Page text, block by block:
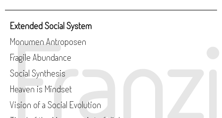
Extended Social System
Monumen Antroposen
Fragile Abundance
Social Synthesis
Heaven is Mindset
Vision of a Social Evolution